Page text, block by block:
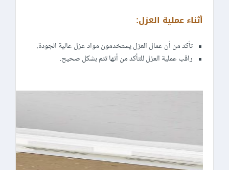
أثناء عملية العزل:
تأكد من أن عمال العزل يستخدمون مواد عزل عالية الجودة.
راقب عملية العزل للتأكد من أنها تتم بشكل صحيح.